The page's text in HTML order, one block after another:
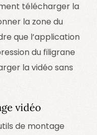
télécharger la
la zone du
que l’application
du filigrane
la vidéo sans
vidéo
de montage